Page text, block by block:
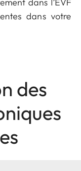
dans votre
des